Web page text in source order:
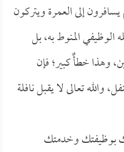
إلى العمرة ويتركون
الوظيفي المنوط به، بل
وهذا خطأٌ كبير؛ فإن
والله تعالى لا يقبل نافلة
بوظيفتك وخدمتك